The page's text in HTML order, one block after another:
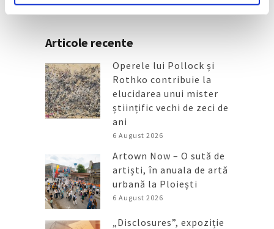
Articole recente
Operele lui Pollock și
Rothko contribuie la
elucidarea unui mister
științific vechi de zeci de
ani
6 August 2026
Artown Now – O sută de
artiști, în anuala de artă
urbană la Ploiești
6 August 2026
„Disclosures”, expoziție